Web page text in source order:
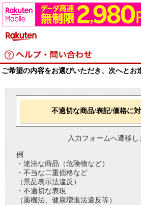
ご希望の内容をお選びいただき、次へとお
不適切な商品/表記/価格に
入力フォームへ遷移し
例
・違法な商品（危険物など）
・不当な二重価格など
（景品表示法違反）
・不適切な表現
（薬機法、健康増進法違反等）